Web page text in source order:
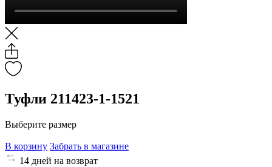
Туфли 211423-1-1521
Выберите размер
В корзину Забрать в магазине
14 дней на возврат